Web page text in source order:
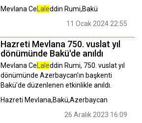
Mevlana CeLaleddin Rumi,Bakü
11 Ocak 2024 22:55
Hazreti Mevlana 750. vuslat yıl
dönümünde Bakü'de anıldı
Mevlana CeLaleddin Rumi, 750. vuslat yıl
dönümünde Azerbaycan'ın başkenti
Bakü'de düzenlenen etkinlikle anıldı.
Hazreti Mevlana,Bakü,Azerbaycan
26 Aralık 2023 16:09